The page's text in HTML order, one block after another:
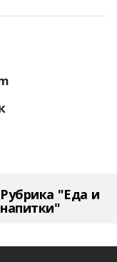
Рубрика "Еда и
напитки"